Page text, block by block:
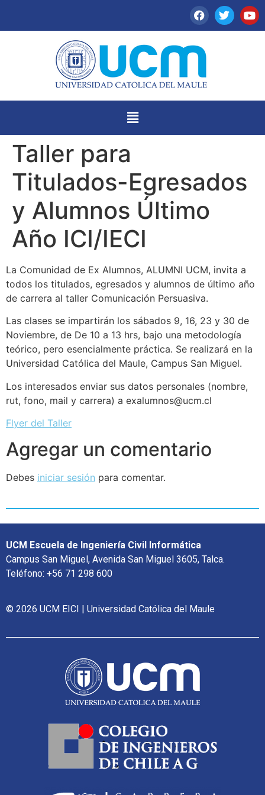
Taller para
Titulados-Egresados
y Alumnos Último
Año ICI/IECI
La Comunidad de Ex Alumnos, ALUMNI UCM, invita a
todos los titulados, egresados y alumnos de último año
de carrera al taller Comunicación Persuasiva.
Las clases se impartirán los sábados 9, 16, 23 y 30 de
Noviembre, de De 10 a 13 hrs, bajo una metodología
teórico, pero esencialmente práctica. Se realizará en la
Universidad Católica del Maule, Campus San Miguel.
Los interesados enviar sus datos personales (nombre,
rut, fono, mail y carrera) a exalumnos@ucm.cl
Flyer del Taller
Agregar un comentario
Debes iniciar sesión para comentar.
UCM Escuela de Ingeniería Civil Informática
Campus San Miguel, Avenida San Miguel 3605, Talca.
Teléfono: +56 71 298 600
© 2026 UCM EICI | Universidad Católica del Maule